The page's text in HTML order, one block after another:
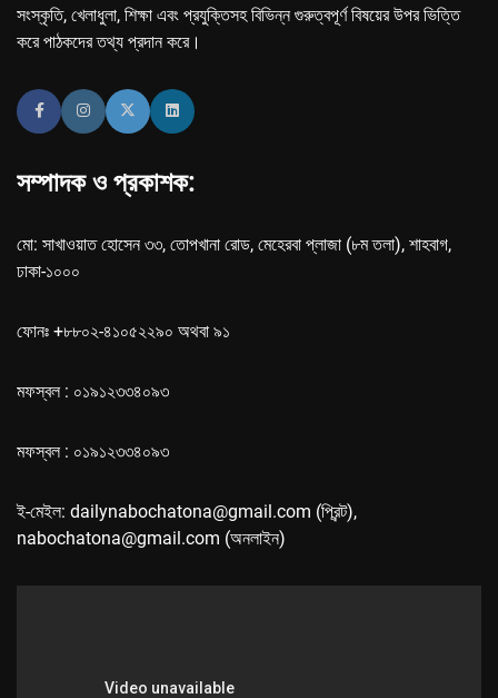
সংস্কৃতি, খেলাধুলা, শিক্ষা এবং প্রযুক্তিসহ বিভিন্ন গুরুত্বপূর্ণ বিষয়ের উপর ভিত্তি
করে পাঠকদের তথ্য প্রদান করে।
সম্পাদক ও প্রকাশক:
মো: সাখাওয়াত হোসেন ৩৩, তোপখানা রোড, মেহেরবা প্লাজা (৮ম তলা), শাহবাগ,
ঢাকা-১০০০
ফোনঃ +৮৮০২-৪১০৫২২৯০ অথবা ৯১
মফস্বল : ০১৯১২৩৩৪০৯৩
মফস্বল : ০১৯১২৩৩৪০৯৩
ই-মেইল: dailynabochatona@gmail.com (প্রিন্ট),
nabochatona@gmail.com (অনলাইন)